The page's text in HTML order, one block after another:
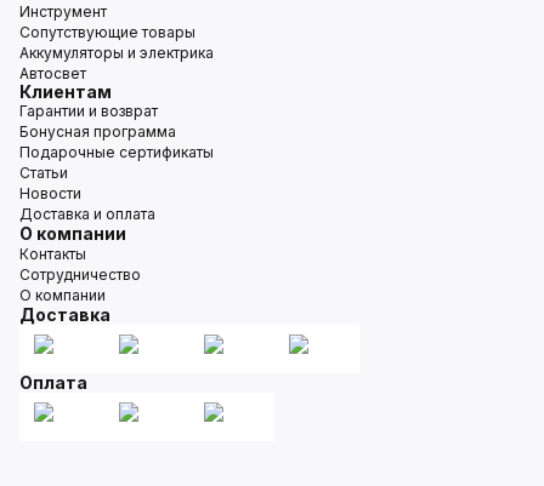
Инструмент
Сопутствующие товары
Аккумуляторы и электрика
Автосвет
Клиентам
Гарантии и возврат
Бонусная программа
Подарочные сертификаты
Статьи
Новости
Доставка и оплата
О компании
Контакты
Сотрудничество
О компании
Доставка
Оплата